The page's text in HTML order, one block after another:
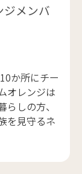
ジメンバ
か所にチー
オレンジは
しの方、
を見守るネ